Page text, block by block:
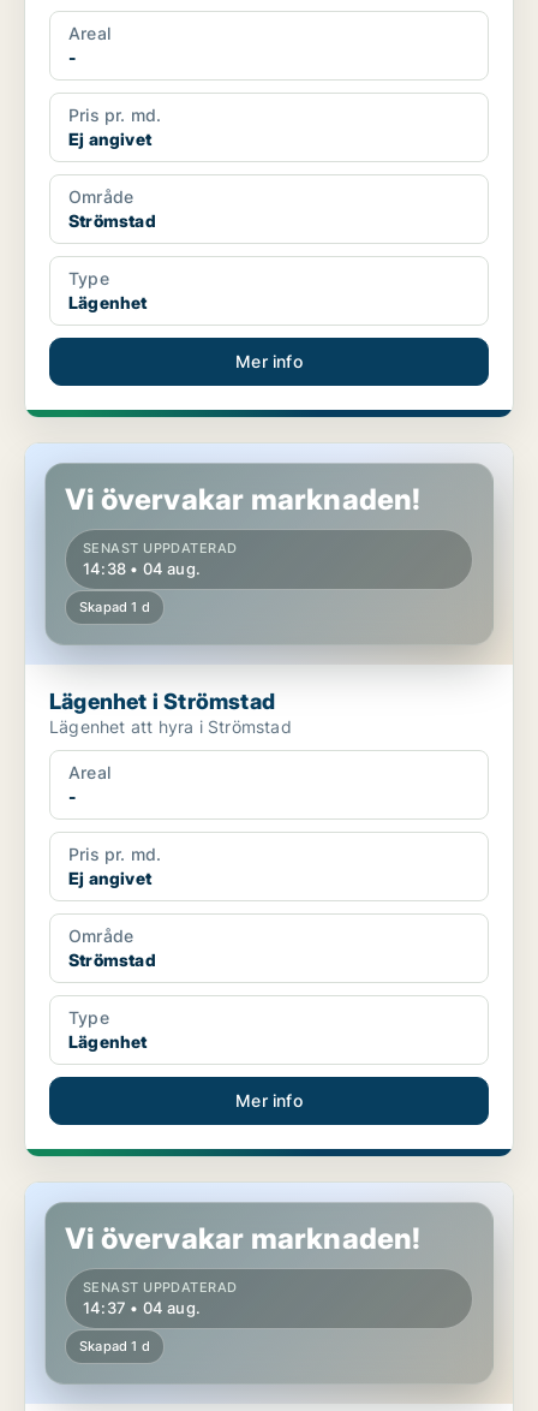
Areal
-
Pris pr. md.
Ej angivet
Område
Strömstad
Type
Lägenhet
Mer info
Lägenhet i Strömstad
Vi övervakar marknaden!
SENAST UPPDATERAD
14:38 • 04 aug.
Skapad 1 d
Lägenhet i Strömstad
Lägenhet att hyra i Strömstad
Areal
-
Pris pr. md.
Ej angivet
Område
Strömstad
Type
Lägenhet
Mer info
Lägenhet i Strömstad
Vi övervakar marknaden!
SENAST UPPDATERAD
14:37 • 04 aug.
Skapad 1 d